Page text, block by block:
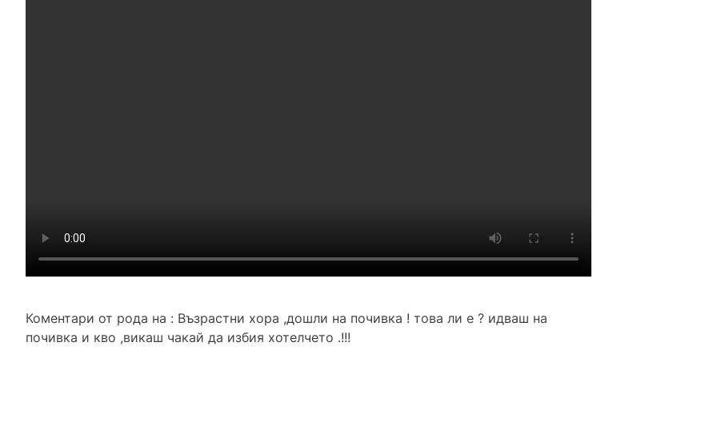
Коментари от рода на : Възрастни хора ,дошли на почивка ! това ли е ? идваш на
почивка и кво ,викаш чакай да избия хотелчето .!!!